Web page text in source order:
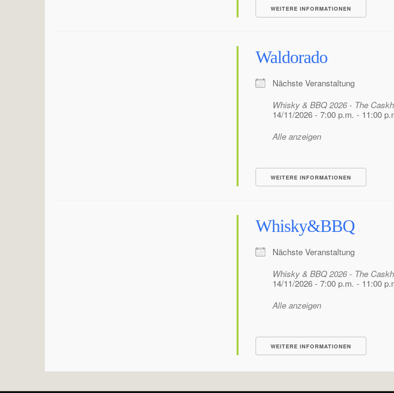
WEITERE INFORMATIONEN
Waldorado
Nächste Veranstaltung
Whisky & BBQ 2026 - The
14/11/2026 - 7:00 p.m. - 11:00
Alle anzeigen
WEITERE INFORMATIONEN
Whisky&BBQ
Nächste Veranstaltung
Whisky & BBQ 2026 - The
14/11/2026 - 7:00 p.m. - 11:00
Alle anzeigen
WEITERE INFORMATIONEN